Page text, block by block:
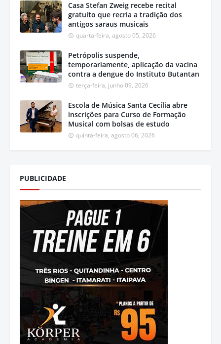
Casa Stefan Zweig recebe recital
gratuito que recria a tradição dos
antigos saraus musicais
quarta-feira, agosto 05, 2026
Petrópolis suspende,
temporariamente, aplicação da vacina
contra a dengue do Instituto Butantan
terça-feira, junho 09, 2026
Escola de Música Santa Cecília abre
inscrições para Curso de Formação
Musical com bolsas de estudo
quinta-feira, agosto 06, 2026
PUBLICIDADE